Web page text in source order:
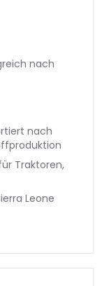
nach
nach
Traktoren,
Leone